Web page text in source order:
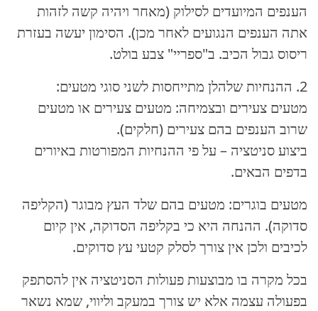
הענפים המיועדים לסילוק (מאחר ויהיה קשה לזהות
אתה הענפים הנגועים לאחר מכן). הסימון יעשה בעזרת
ריסוס גבול הכיב. ב"ספריי" צבע בולט.
2. ההנחיות שלהלן מתייחסות לשני סוגי מטעים:
מטעים צעירים ובצמיחה: מטעים צעירים או מטעים
שרוב הענפים בהם צעירים (חלקים).
ביצוע סניטציה – על פי ההנחיות המפורטות באיורים
בדפים הבאים.
מטעים בוגרים: מטעים בהם שלד העץ מבוגר (הקליפה
סדוקה). ההנחה היא כי בקליפה הסדוקה, אין קיום
לכיבים ולכן אין צורך לסלק קטעי עץ סדוקים.
בכל מקרה בו מבוצעות פעולות הסניטציה אין להסתפק
בפעולה עצמה אלא יש צורך במעקב וליווי, שמא נשאר